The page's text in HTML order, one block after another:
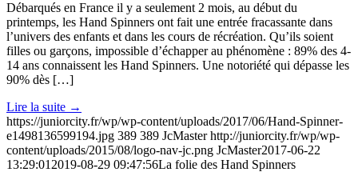
Débarqués en France il y a seulement 2 mois, au début du
printemps, les Hand Spinners ont fait une entrée fracassante dans
l’univers des enfants et dans les cours de récréation. Qu’ils soient
filles ou garçons, impossible d’échapper au phénomène : 89% des 4-
14 ans connaissent les Hand Spinners. Une notoriété qui dépasse les
90% dès […]
Lire la suite →
https://juniorcity.fr/wp/wp-content/uploads/2017/06/Hand-Spinner-
e1498136599194.jpg 389 389 JcMaster http://juniorcity.fr/wp/wp-
content/uploads/2015/08/logo-nav-jc.png JcMaster2017-06-22
13:29:01 2019-08-29 09:47:56La folie des Hand Spinners